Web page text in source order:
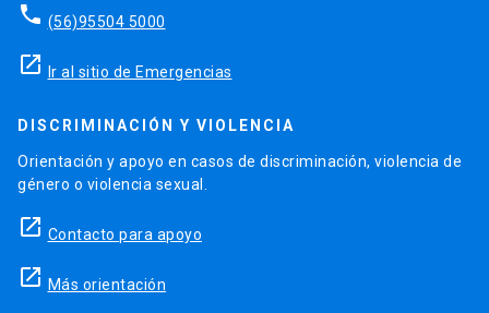
phone (56)95504 5000
launch Ir al sitio de Emergencias
DISCRIMINACIÓN Y VIOLENCIA
Orientación y apoyo en casos de discriminación, violencia de
género o violencia sexual.
launch Contacto para apoyo
launch Más orientación